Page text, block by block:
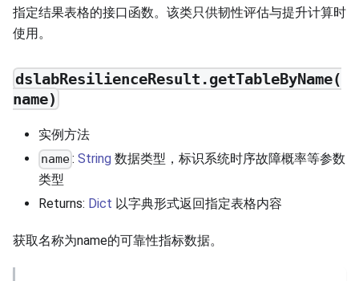
指定结果表格的接口函数。该类只供韧性评估与提升计算时
使用。
dslabResilienceResult.getTableByName(
name)
实例方法
name:String 数据类型，标识系统时序故障概率等参数
类型
Returns: Dict 以字典形式返回指定表格内容
获取名称为name的可靠性指标数据。